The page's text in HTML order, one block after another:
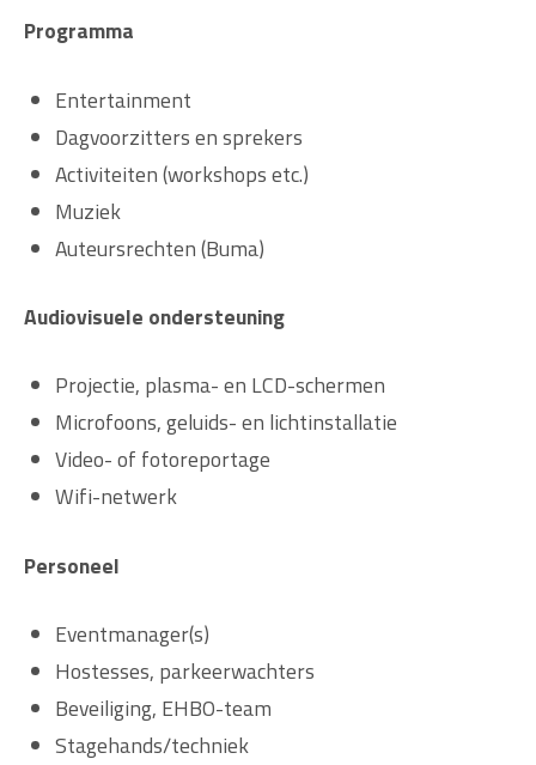
Programma
Entertainment
Dagvoorzitters en sprekers
Activiteiten (workshops etc.)
Muziek
Auteursrechten (Buma)
Audiovisuele ondersteuning
Projectie, plasma- en LCD-schermen
Microfoons, geluids- en lichtinstallatie
Video- of fotoreportage
Wifi-netwerk
Personeel
Eventmanager(s)
Hostesses, parkeerwachters
Beveiliging, EHBO-team
Stagehands/techniek